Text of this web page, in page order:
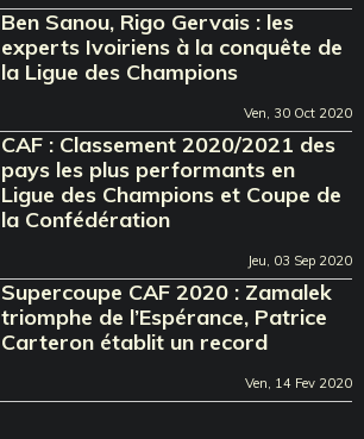
Ben Sanou, Rigo Gervais : les
experts Ivoiriens à la conquête de
la Ligue des Champions
Ven, 30 Oct 2020
CAF : Classement 2020/2021 des
pays les plus performants en
Ligue des Champions et Coupe de
la Confédération
Jeu, 03 Sep 2020
Supercoupe CAF 2020 : Zamalek
triomphe de l’Espérance, Patrice
Carteron établit un record
Ven, 14 Fev 2020